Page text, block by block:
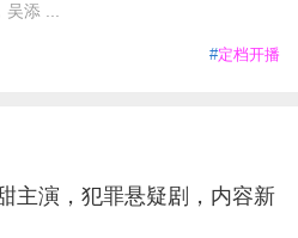
添 ...
#定档开播
主演，犯罪悬疑剧，内容新